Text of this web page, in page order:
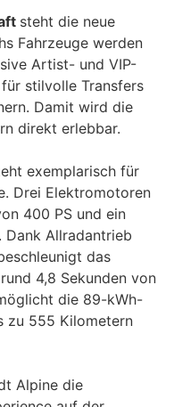
steht die neue
Fahrzeuge werden
Artist- und VIP-
stilvolle Transfers
Damit wird die
direkt erlebbar.
exemplarisch für
Drei Elektromotoren
400 PS und ein
Dank Allradantrieb
das
4,8 Sekunden von
die 89-kWh-
zu 555 Kilometern
Alpine die